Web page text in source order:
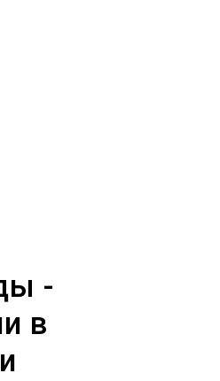
-
в